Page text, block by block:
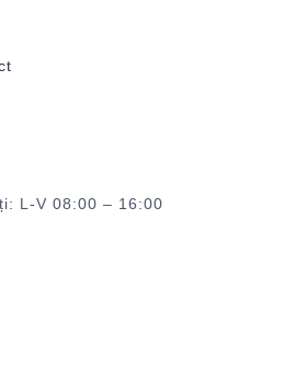
L-V 08:00 – 16:00